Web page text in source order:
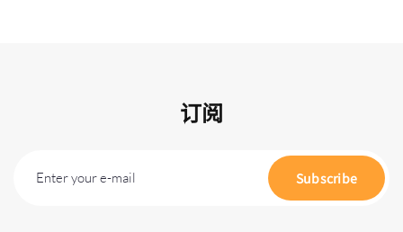
订阅
Enter your e-mail Subscribe